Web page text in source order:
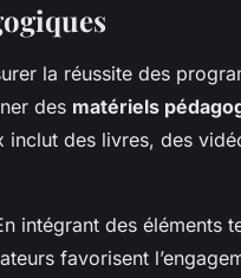
la réussite des
des matériels
inclut des livres, des
intégrant des éléments
favorisent